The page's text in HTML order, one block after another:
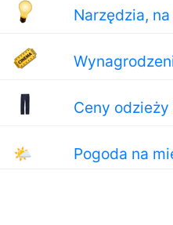
Narzędzia,
Ceny
🌤 Pogoda na